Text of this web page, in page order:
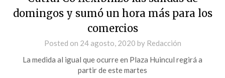
domingos y sumó un hora más para los
comercios
Posted on 24 agosto, 2020 by Redacción
La medida al igual que ocurre en Plaza Huincul regirá a
partir de este martes